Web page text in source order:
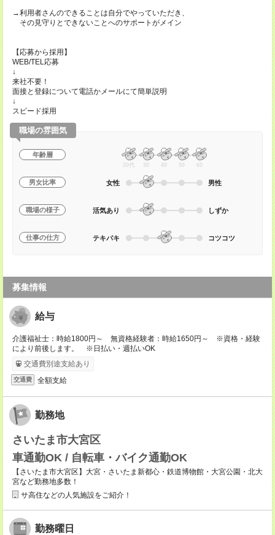
→利用者さんのできることは自分でやっていただき、
その見守りとできないことへのサポートがメイン
【応募から採用】
WEB/TEL応募
↓
来社不要！
面接と登録について電話かメールにて簡単説明
↓
スピード採用
職場の雰囲気
年齢層
20代 30 40 50 60
男女比率 女性 男性
職場の様子 活気あり しずか
仕事の仕方 テキパキ コツコツ
募集情報
給与
介護福祉士：時給1800円～ 無資格経験者：時給1650円～ ※資格・経験
により前後します。 ※日払い・週払いOK
交通費別途支給あり
交通費 全額支給
勤務地
さいたま市大宮区
車通勤OK / 自転車・バイク通勤OK
【さいたま市大宮区】大宮・さいたま新都心・鉄道博物館・大宮公園・北大
宮など勤務地多数！
サ高住などの人気施設をご紹介！
勤務曜日